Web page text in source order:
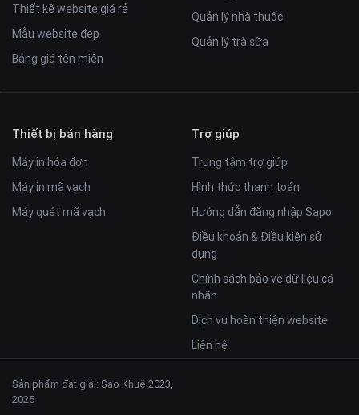
Thiết kế website giá rẻ
Mẫu website đẹp
Bảng giá tên miền
Quản lý nhà thuốc
Quản lý trà sữa
Thiết bị bán hàng
Máy in hóa đơn
Máy in mã vạch
Máy quét mã vạch
Trợ giúp
Trung tâm trợ giúp
Hình thức thanh toán
Hướng dẫn đăng nhập Sapo
Điều khoản & Điều kiện sử
dụng
Chính sách bảo vệ dữ liệu cá
nhân
Dịch vụ hoàn thiện website
Liên hệ
Sản phẩm đạt giải: Sao Khuê 2023,
2025